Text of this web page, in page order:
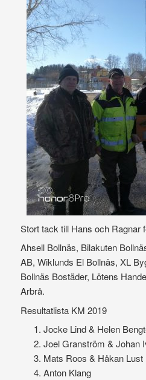
Stort tack till Hans och Ragnar
Ahsell Bollnäs, Bilakuten
AB, Wiklunds El Bollnäs, XL
Bollnäs Bostäder, Lötens
Arbrå.
Resultatlista KM 2019
Jocke Lind &
Joel Granström &
Mats Roos &
Anton Klang